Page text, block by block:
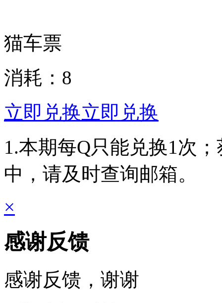
猫车票
消耗： 8
立即兑换立即兑换
1.本期每Q只能兑换1次
中，请及时查询邮箱。
×
感谢反馈
感谢反馈，谢谢